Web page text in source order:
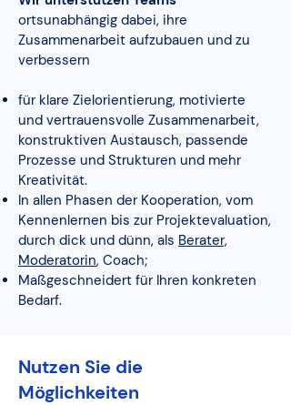
ortsunabhängig dabei, ihre
Zusammenarbeit aufzubauen und zu
verbessern
für klare Zielorientierung, motivierte
und vertrauensvolle Zusammenarbeit,
konstruktiven Austausch, passende
Prozesse und Strukturen und mehr
Kreativität.
In allen Phasen der Kooperation, vom
Kennenlernen bis zur Projektevaluation,
durch dick und dünn, als Berater,
Moderatorin, Coach;
Maßgeschneidert für Ihren konkreten
Bedarf.
Nutzen Sie die
Möglichkeiten